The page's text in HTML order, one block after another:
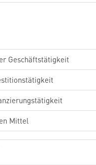
Geschäftstätigkeit
Mittel